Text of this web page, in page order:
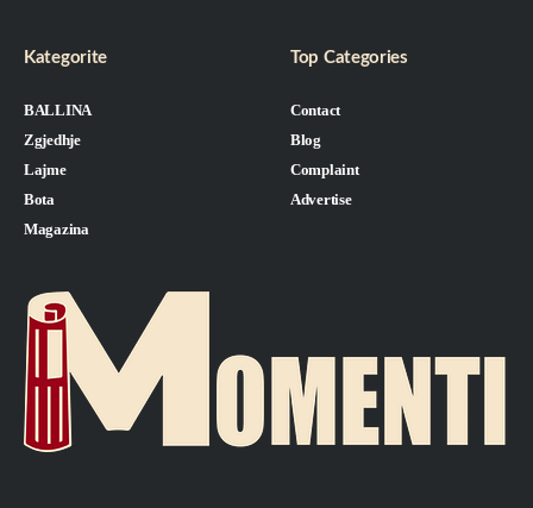
Kategorite
BALLINA
Zgjedhje
Lajme
Bota
Magazina
Top Categories
Contact
Blog
Complaint
Advertise